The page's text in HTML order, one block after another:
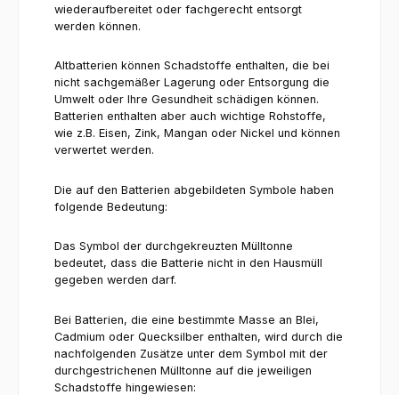
wiederaufbereitet oder fachgerecht entsorgt
werden können.
Altbatterien können Schadstoffe enthalten, die bei
nicht sachgemäßer Lagerung oder Entsorgung die
Umwelt oder Ihre Gesundheit schädigen können.
Batterien enthalten aber auch wichtige Rohstoffe,
wie z.B. Eisen, Zink, Mangan oder Nickel und können
verwertet werden.
Die auf den Batterien abgebildeten Symbole haben
folgende Bedeutung:
Das Symbol der durchgekreuzten Mülltonne
bedeutet, dass die Batterie nicht in den Hausmüll
gegeben werden darf.
Bei Batterien, die eine bestimmte Masse an Blei,
Cadmium oder Quecksilber enthalten, wird durch die
nachfolgenden Zusätze unter dem Symbol mit der
durchgestrichenen Mülltonne auf die jeweiligen
Schadstoffe hingewiesen: